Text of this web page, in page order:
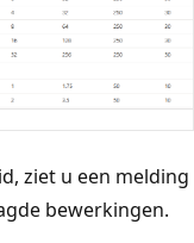
ziet u een melding
bewerkingen.